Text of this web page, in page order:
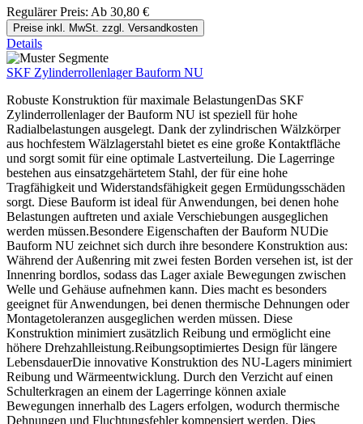
Regulärer Preis: Ab 30,80 €
Preise inkl. MwSt. zzgl. Versandkosten
Details
SKF Zylinderrollenlager Bauform NU
Robuste Konstruktion für maximale BelastungenDas SKF
Zylinderrollenlager der Bauform NU ist speziell für hohe
Radialbelastungen ausgelegt. Dank der zylindrischen Wälzkörper
aus hochfestem Wälzlagerstahl bietet es eine große Kontaktfläche
und sorgt somit für eine optimale Lastverteilung. Die Lagerringe
bestehen aus einsatzgehärtetem Stahl, der für eine hohe
Tragfähigkeit und Widerstandsfähigkeit gegen Ermüdungsschäden
sorgt. Diese Bauform ist ideal für Anwendungen, bei denen hohe
Belastungen auftreten und axiale Verschiebungen ausgeglichen
werden müssen.Besondere Eigenschaften der Bauform NUDie
Bauform NU zeichnet sich durch ihre besondere Konstruktion aus:
Während der Außenring mit zwei festen Borden versehen ist, ist der
Innenring bordlos, sodass das Lager axiale Bewegungen zwischen
Welle und Gehäuse aufnehmen kann. Dies macht es besonders
geeignet für Anwendungen, bei denen thermische Dehnungen oder
Montagetoleranzen ausgeglichen werden müssen. Diese
Konstruktion minimiert zusätzlich Reibung und ermöglicht eine
höhere Drehzahlleistung.Reibungsoptimiertes Design für längere
LebensdauerDie innovative Konstruktion des NU-Lagers minimiert
Reibung und Wärmeentwicklung. Durch den Verzicht auf einen
Schulterkragen an einem der Lagerringe können axiale
Bewegungen innerhalb des Lagers erfolgen, wodurch thermische
Dehnungen und Fluchtungsfehler kompensiert werden. Dies